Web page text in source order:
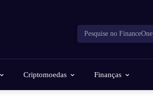
Pesquise no FinanceOne
Criptomoedas Finanças